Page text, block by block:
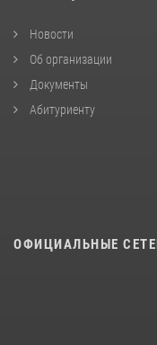
Новости
Об организации
Документы
Абитуриенту
ОФИЦИАЛЬНЫЕ